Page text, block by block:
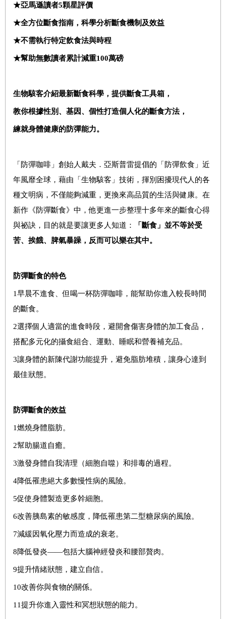
★亞馬遜讀者5顆星評價
★全方位斷食指南，科學分析斷食機制及效益
★不需執行特定飲食法與時程
★幫助無數讀者累計減重100萬磅
生物駭客介紹最新斷食科學，提供斷食工具箱，
教你根據性別、基因、個性打造個人化的斷食方法，
練就身體健康的防彈能力。
「防彈咖啡」創始人戴夫．亞斯普雷提倡的「防彈飲食」近
年風靡全球，藉由「生物駭客」技術，揮別困擾現代人的各
種文明病，不僅能夠減重，更換來高品質的生活與健康。在
新作《防彈斷食》中，他更進一步整理十多年來的斷食心得
與祕訣，目的就是要讓更多人知道：
「斷食」並不等於受
苦、挨餓、脾氣暴躁，反而可以樂在其中。
防彈斷食的特色
1早晨不進食、但喝一杯防彈咖啡，能幫助你進入較長時間
的斷食。
2選擇個人適當的進食時段，避開會傷害身體的加工食品，
搭配多元化的攝食組合、運動、睡眠和營養補充品。
3讓身體的新陳代謝功能提升，避免脂肪堆積，讓身心達到
最佳狀態。
防彈斷食的效益
1燃燒身體脂肪。
2幫助腸道自癒。
3激發身體自我清理（細胞自噬）和排毒的過程。
4降低罹患絕大多數慢性病的風險。
5促使身體製造更多幹細胞。
6改善胰島素的敏感度，降低罹患第二型糖尿病的風險。
7減緩因氧化壓力而造成的衰老。
8降低發炎——包括大腦神經發炎和腰部贅肉。
9提升情緒狀態，建立自信。
10改善你與食物的關係。
11提升你進入靈性和冥想狀態的能力。